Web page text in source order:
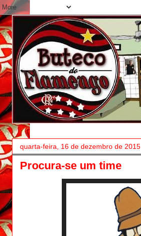
quarta-feira, 16 de dezembro de 2015
Procura-se um time